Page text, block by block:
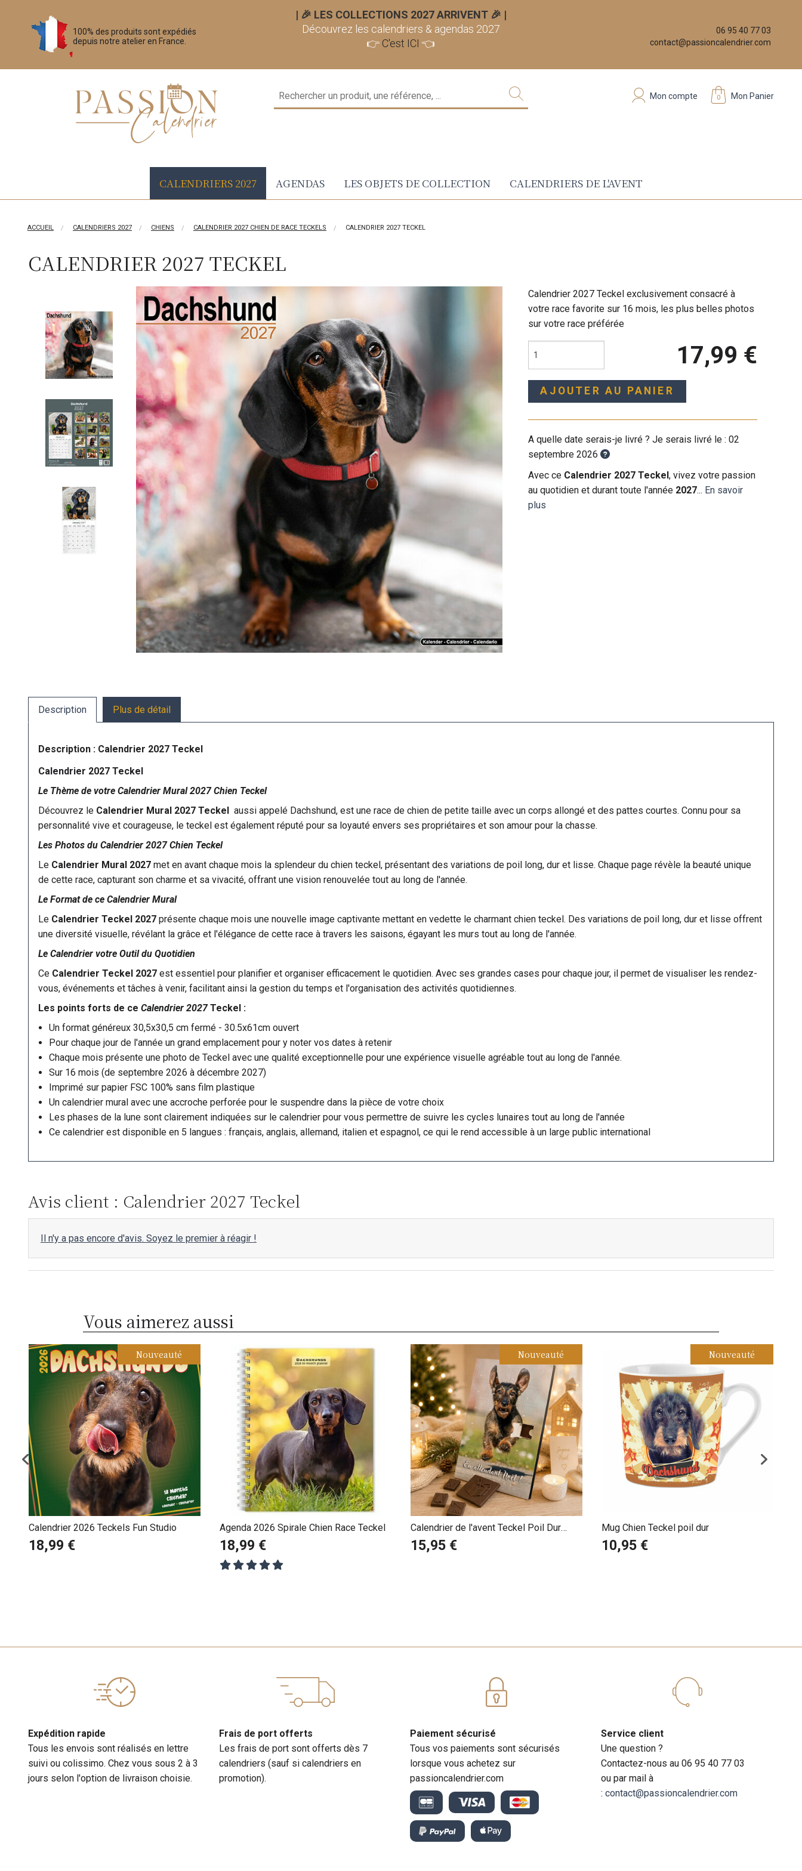
100% des produits sont expédiés
depuis notre atelier en France.
| 🎉 LES COLLECTIONS 2027 ARRIVENT 🎉 |
Découvrez les calendriers & agendas 2027
👉 C'est ICI 👈
06 95 40 77 03
contact@passioncalendrier.com
0 Mon Panier
Mon compte
CALENDRIERS 2027 AGENDAS LES OBJETS DE COLLECTION CALENDRIERS DE L'AVENT
ACCUEIL CALENDRIERS 2027 CHIENS CALENDRIER 2027 CHIEN DE RACE TECKELS CALENDRIER 2027 TECKEL
CALENDRIER 2027 TECKEL
Calendrier 2027 Teckel exclusivement consacré à
votre race favorite sur 16 mois, les plus belles photos
sur votre race préférée
17,99 €
AJOUTER AU PANIER
A quelle date serais-je livré ? Je serais livré le :02
septembre 2026
Avec ce Calendrier 2027 Teckel, vivez votre passion
au quotidien et durant toute l'année 2027... En savoir
plus
Description Plus de détail
Description : Calendrier 2027 Teckel
Calendrier 2027 Teckel
Le Thème de votre Calendrier Mural 2027 Chien Teckel
Découvrez le Calendrier Mural 2027 Teckel aussi appelé Dachshund, est une race de chien de petite taille avec un corps allongé et des pattes courtes. Connu pour sa
personnalité vive et courageuse, le teckel est également réputé pour sa loyauté envers ses propriétaires et son amour pour la chasse.
Les Photos du Calendrier 2027 Chien Teckel
Le Calendrier Mural 2027 met en avant chaque mois la splendeur du chien teckel, présentant des variations de poil long, dur et lisse. Chaque page révèle la beauté unique
de cette race, capturant son charme et sa vivacité, offrant une vision renouvelée tout au long de l'année.
Le Format de ce Calendrier Mural
Le Calendrier Teckel 2027 présente chaque mois une nouvelle image captivante mettant en vedette le charmant chien teckel. Des variations de poil long, dur et lisse offrent
une diversité visuelle, révélant la grâce et l'élégance de cette race à travers les saisons, égayant les murs tout au long de l'année.
Le Calendrier votre Outil du Quotidien
Ce Calendrier Teckel 2027 est essentiel pour planifier et organiser efficacement le quotidien. Avec ses grandes cases pour chaque jour, il permet de visualiser les rendez-
vous, événements et tâches à venir, facilitant ainsi la gestion du temps et l'organisation des activités quotidiennes.
Les points forts de ce Calendrier 2027Teckel :
Un format généreux 30,5x30,5 cm fermé - 30.5x61cm ouvert
Pour chaque jour de l'année un grand emplacement pour y noter vos dates à retenir
Chaque mois présente une photo de Teckel avec une qualité exceptionnelle pour une expérience visuelle agréable tout au long de l'année.
Sur 16 mois (de septembre 2026 à décembre 2027)
Imprimé sur papier FSC 100% sans film plastique
Un calendrier mural avec une accroche perforée pour le suspendre dans la pièce de votre choix
Les phases de la lune sont clairement indiquées sur le calendrier pour vous permettre de suivre les cycles lunaires tout au long de l'année
Ce calendrier est disponible en 5 langues : français, anglais, allemand, italien et espagnol, ce qui le rend accessible à un large public international
Avis client : Calendrier 2027 Teckel
Il n'y a pas encore d'avis. Soyez le premier à réagir !
Vous aimerez aussi
Nouveauté
Calendrier 2026 Teckels Fun Studio
18,99 €
Agenda 2026 Spirale Chien Race Teckel
18,99 €
Nouveauté
Calendrier de l'avent Teckel Poil Dur
personnalisé avec votre message
15,95 €
Nouveauté
Mug Chien Teckel poil dur
10,95 €
Expédition rapide
Tous les envois sont réalisés en lettre
suivi ou colissimo. Chez vous sous 2 à 3
jours selon l'option de livraison choisie.
Frais de port offerts
Les frais de port sont offerts dès 7
calendriers (sauf si calendriers en
promotion).
Paiement sécurisé
Tous vos paiements sont sécurisés
lorsque vous achetez sur
passioncalendrier.com
Service client
Une question ?
Contactez-nous au 06 95 40 77 03
ou par mail à
: contact@passioncalendrier.com